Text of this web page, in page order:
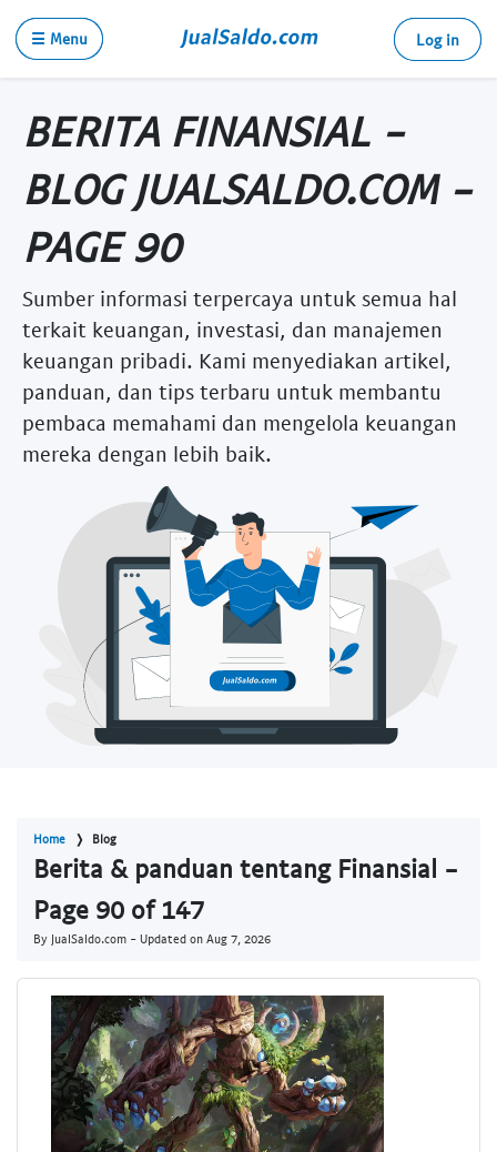
☰ Menu Log in
BERITA FINANSIAL -
BLOG JUALSALDO.COM -
PAGE 90
Sumber informasi terpercaya untuk semua hal
terkait keuangan, investasi, dan manajemen
keuangan pribadi. Kami menyediakan artikel,
panduan, dan tips terbaru untuk membantu
pembaca memahami dan mengelola keuangan
mereka dengan lebih baik.
Home Blog
Berita & panduan tentang Finansial -
Page 90 of 147
By JualSaldo.com - Updated on Aug 7, 2026